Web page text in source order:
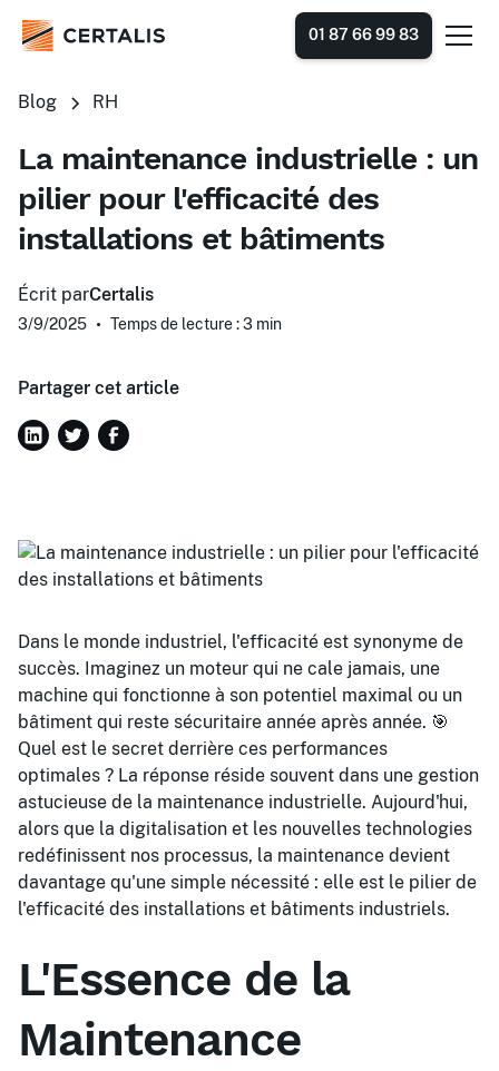
01 87 66 99 83
Blog RH
La maintenance industrielle : un
pilier pour l'efficacité des
installations et bâtiments
Écrit parCertalis
3/9/2025 • Temps de lecture : 3 min
Partager cet article
Dans le monde industriel, l'efficacité est synonyme de
succès. Imaginez un moteur qui ne cale jamais, une
machine qui fonctionne à son potentiel maximal ou un
bâtiment qui reste sécuritaire année après année. 🎯
Quel est le secret derrière ces performances
optimales ? La réponse réside souvent dans une gestion
astucieuse de la maintenance industrielle. Aujourd'hui,
alors que la digitalisation et les nouvelles technologies
redéfinissent nos processus, la maintenance devient
davantage qu'une simple nécessité : elle est le pilier de
l'efficacité des installations et bâtiments industriels.
L'Essence de la
Maintenance